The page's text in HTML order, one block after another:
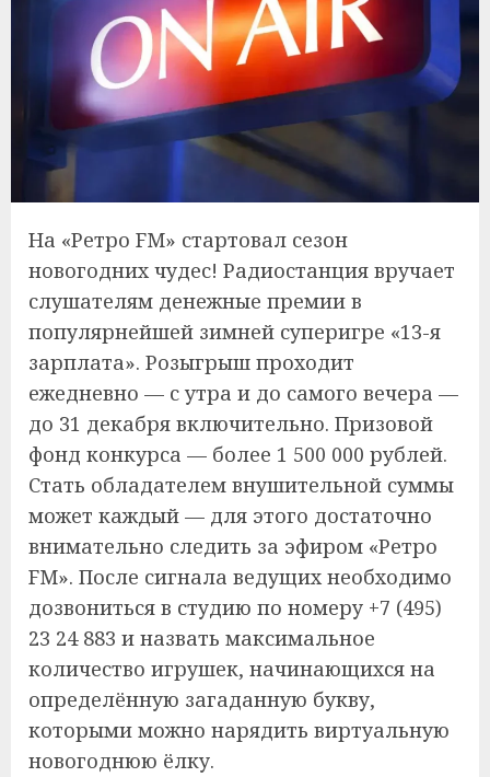
На «Ретро FM» стартовал сезон
новогодних чудес! Радиостанция вручает
слушателям денежные премии в
популярнейшей зимней суперигре «13-я
зарплата». Розыгрыш проходит
ежедневно — с утра и до самого вечера —
до 31 декабря включительно. Призовой
фонд конкурса — более 1 500 000 рублей.
Стать обладателем внушительной суммы
может каждый — для этого достаточно
внимательно следить за эфиром «Ретро
FM». После сигнала ведущих необходимо
дозвониться в студию по номеру +7 (495)
23 24 883 и назвать максимальное
количество игрушек, начинающихся на
определённую загаданную букву,
которыми можно нарядить виртуальную
новогоднюю ёлку.